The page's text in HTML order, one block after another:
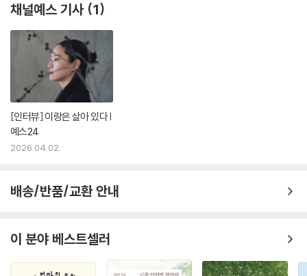
채널예스 기사 1
[인터뷰] 이랑은 살아 있다 |
예스24
2026.04.02.
배송/반품/교환 안내
이 분야 베스트셀러